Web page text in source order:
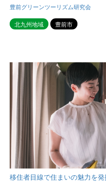
豊前グリーンツーリズム研究会
北九州地域 豊前市
移住者目線で住まいの魅力を